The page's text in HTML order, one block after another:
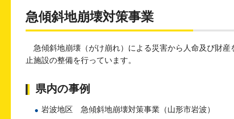
急傾斜地崩壊対策事業
急傾斜地崩壊（がけ崩れ）による災害から人命及び財
止施設の整備を行っています。
県内の事例
岩波地区 急傾斜地崩壊対策事業（山形市岩波）